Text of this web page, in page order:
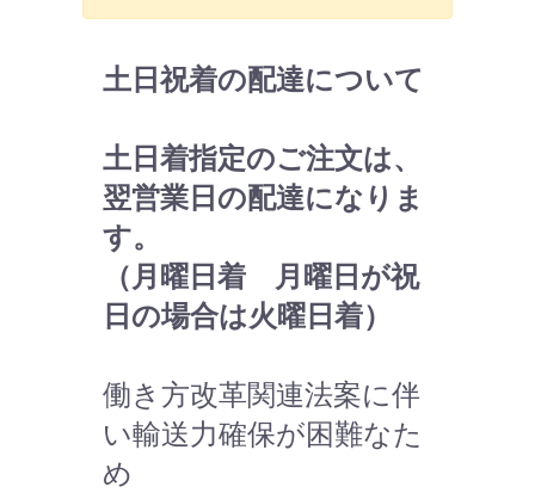
土日祝着の配達について
土日着指定のご注文は、
翌営業日の配達になりま
す。
（月曜日着 月曜日が祝
日の場合は火曜日着）
働き方改革関連法案に伴
い輸送力確保が困難なた
め